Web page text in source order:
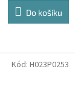
Do košíku
Kód: H023P0253